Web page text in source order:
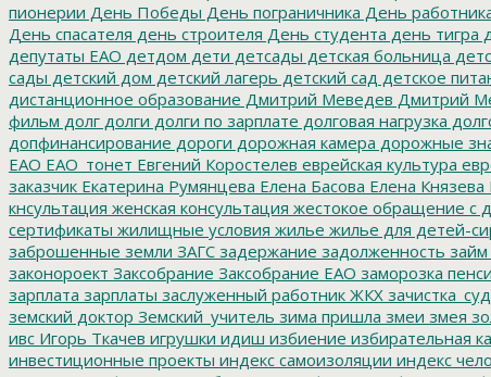
пионерии День Победы День пограничника День
День спасателя день строителя День студента день тигра
депутаты ЕАО детдом дети детсады детская больница
сады детский дом детский лагерь детский сад детское
дистанционное образование Дмитрий Меведев Дмитрий
фильм долг долги долги по зарплате долговая нагрузка
допфинансирование дороги дорожная камера дорожные
ЕАО ЕАО_тонет Евгений Коростелев еврейская культура
заказчик Екатерина Румянцева Елена Басова Елена Князева
кнсультация женская консультация жестокое обращение с
сертификаты жилищные условия жилье жилье для детей-
заброшенные земли ЗАГС задержание задолженность займ
законороект Заксобрание Заксобрание ЕАО заморозка
зарплата зарплаты заслуженный работник ЖКХ
земский доктор Земский_учитель зима пришла змеи змея
ивс Игорь Ткачев игрушки идиш избиение избирательная
инвестиционные проекты индекс самоизоляции индекс